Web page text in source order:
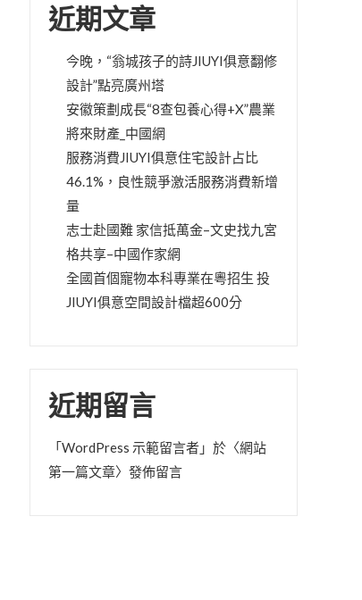
近期文章
今晚，“翁城孩子的詩JIUYI俱意翻修
設計”點亮廣州塔
安徽策劃成長“8查包養心得+X”農業
將來財產_中國網
服務消費JIUYI俱意住宅設計占比
46.1%，良性競爭激活服務消費新增
量
志士赴國難 家信抵萬金–文史找九宮
格共享–中國作家網
全國首個寵物本科專業在粵招生 投
JIUYI俱意空間設計檔超600分
近期留言
「WordPress 示範留言者 」於〈網站
第一篇文章〉發佈留言